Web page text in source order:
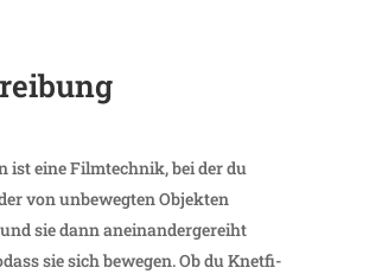
ist eine Film­technik, bei der du
von unbe­wegten Objekten
sie dann anein­an­der­ge­reiht
sie sich bewegen. Ob du Knet­fi­